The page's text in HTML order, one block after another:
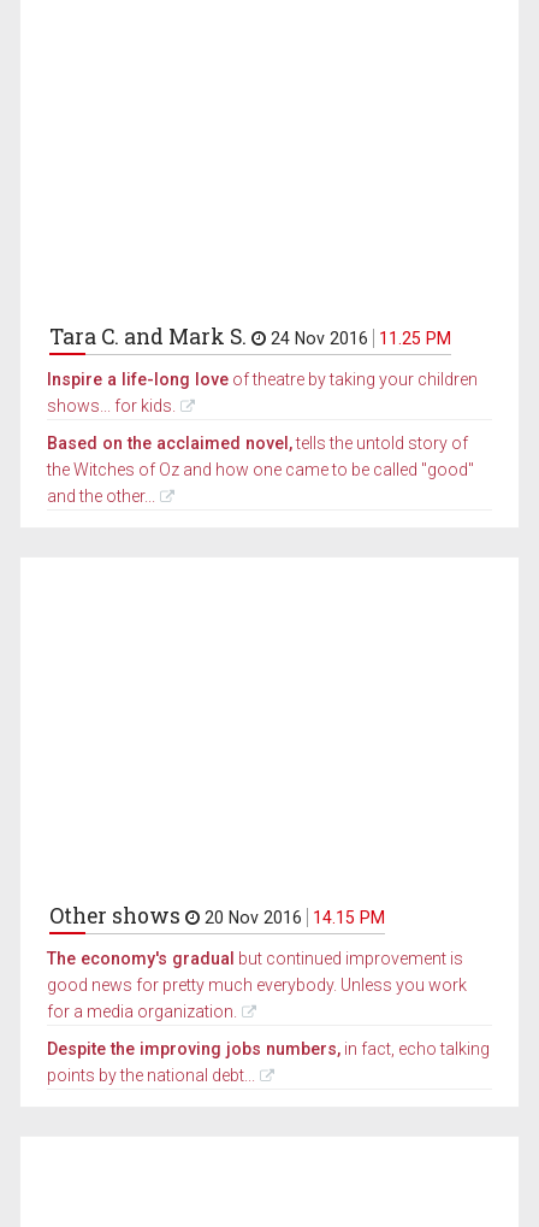
Tara C. and Mark S. 24 Nov 2016 11.25 PM
Inspire a life-long love of theatre by taking your children
shows... for kids.
Based on the acclaimed novel,tells the untold story of
the Witches of Oz and how one came to be called "good"
and the other...
Other shows 20 Nov 2016 14.15 PM
The economy's gradual but continued improvement is
good news for pretty much everybody. Unless you work
for a media organization.
Despite the improving jobs numbers, in fact, echo talking
points by the national debt...